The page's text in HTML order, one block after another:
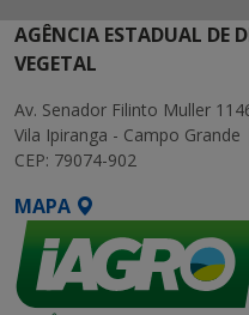
AGÊNCIA ESTADUAL DE
VEGETAL
Av. Senador Filinto Muller
Vila Ipiranga - Campo Grande
CEP: 79074-902
MAPA